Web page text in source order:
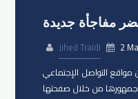
مفاجأة جديدة
Jihed Traidi
2
التواصل الإجتماعي
جمهورها من خلال صفحتها